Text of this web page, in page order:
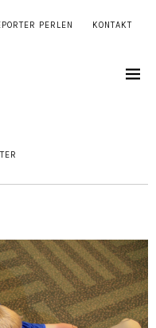
PERLEN KONTAKT